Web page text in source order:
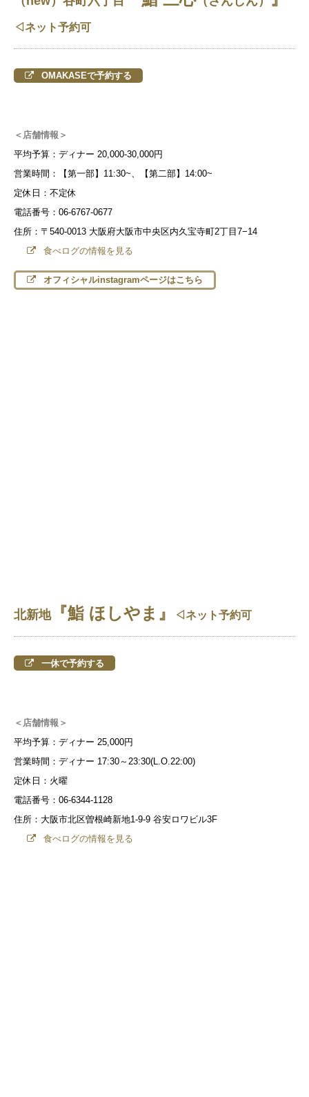
◁ネット予約可
OMAKASEで予約する
＜店舗情報＞
平均予算：ディナー 20,000-30,000円
営業時間：【第一部】11:30~、【第二部】14:00~
定休日：不定休
電話番号：06-6767-0677
住所：〒540-0013 大阪府大阪市中央区内久宝寺町2丁目7−14
食べログの情報を見る
オフィシャルinstagramページはこちら
北新地『鮨 ほしやま』 ◁ネット予約可
一休で予約する
＜店舗情報＞
平均予算：ディナー 25,000円
営業時間：ディナー 17:30～23:30(L.O.22:00)
定休日：火曜
電話番号：06-6344-1128
住所：大阪市北区曽根崎新地1-9-9 谷安ロワビル3F
食べログの情報を見る